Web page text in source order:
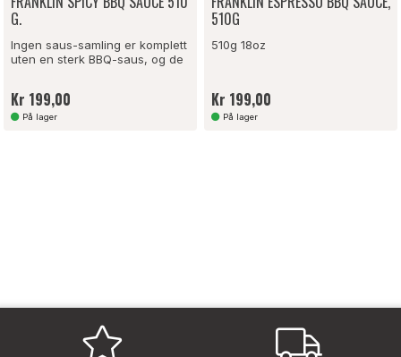
G.
Ingen saus-samling er komplett
uten en sterk BBQ-saus, og de
Kr 199,00
På lager
510G
510g 18oz
Kr 199,00
På lager